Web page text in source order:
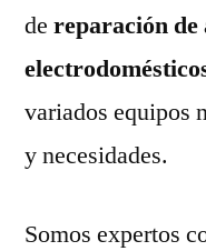
de reparación de
variados equipos
y necesidades.
Somos expertos